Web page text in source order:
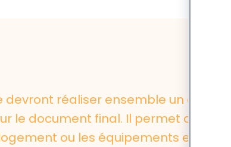
devront réaliser ensemble un état
le document final. Il permet de
ou les équipements et